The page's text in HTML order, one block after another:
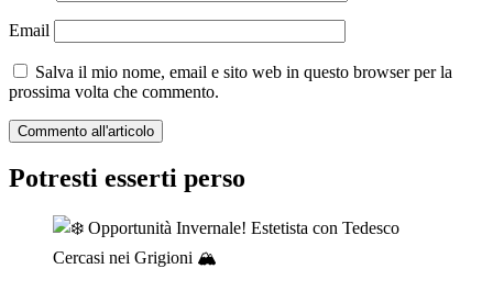
Email
Salva il mio nome, email e sito web in questo browser per la
prossima volta che commento.
Potresti esserti perso